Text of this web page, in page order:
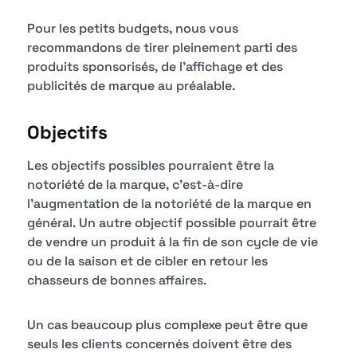
Pour les petits budgets, nous vous
recommandons de tirer pleinement parti des
produits sponsorisés, de l'affichage et des
publicités de marque au préalable.
Objectifs
Les objectifs possibles pourraient être la
notoriété de la marque, c'est-à-dire
l'augmentation de la notoriété de la marque en
général. Un autre objectif possible pourrait être
de vendre un produit à la fin de son cycle de vie
ou de la saison et de cibler en retour les
chasseurs de bonnes affaires.
Un cas beaucoup plus complexe peut être que
seuls les clients concernés doivent être des